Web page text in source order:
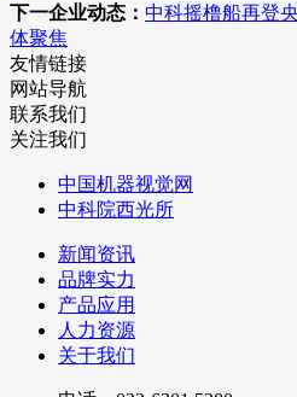
下一企业动态： 中科摇橹船再登
体聚焦
友情链接
网站导航
联系我们
关注我们
中国机器视觉网
中科院西光所
新闻资讯
品牌实力
产品应用
人力资源
关于我们